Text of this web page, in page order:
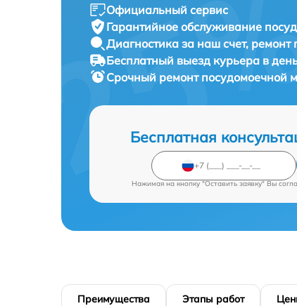
Официальный сервис
Гарантийное обслуживание
Диагностика за наш счет, ремонт
Бесплатный выезд курьера в
Срочный ремонт посудомоечной
Бесплатная
Нажимая на кнопку "Оставить заявку" Вы
Преимущества Этапы работ